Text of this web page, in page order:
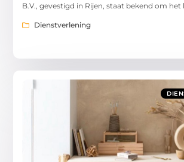
B.V., gevestigd in Rijen, staat bekend om het
Dienstverlening